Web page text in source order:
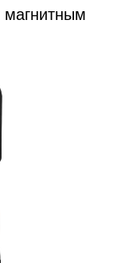
магнитным